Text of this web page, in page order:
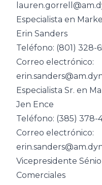
Especialista en
Erin Sanders
Teléfono: (801) 328-
Correo electrónico:
Especialista Sr. en
Jen Ence
Teléfono: (385) 378-
Correo electrónico:
Vicepresidente
Comerciales